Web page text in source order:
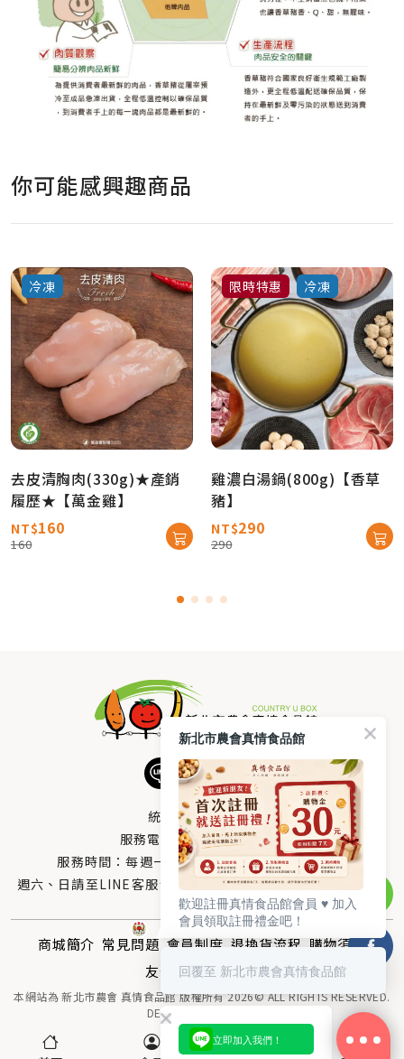
你可能感興趣商品
冷凍
去皮清胸肉(330g)★產銷
履歷★【萬金雞】
NT$160
160
限時特惠 冷凍
雞濃白湯鍋(800g)【香草
豬】
NT$290
290
統編：33378005
服務電話：0800-666-980
服務時間：每週一至週五AM 8：10～PM 5：00
週六、日請至LINE客服留言 LINE@帳號搜尋：@uboxorg
商城簡介 常見問題 會員制度 退換貨流程 購物須知
友情連結 聯絡我們
本網站為 新北市農會 真情食品館 版權所有 2026© ALL RIGHTS RESERVED.
DESIGNED BY
新北市農會真情食品館
歡迎註冊真情食品館會員 ♥️ 加入
會員領取註冊禮金吧！
回覆至 新北市農會真情食品館
立即加入我們！